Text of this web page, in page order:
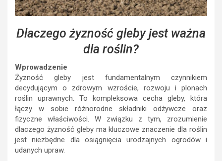
Dlaczego żyzność gleby jest ważna
dla roślin?
Wprowadzenie
Żyzność gleby jest fundamentalnym czynnikiem
decydującym o zdrowym wzroście, rozwoju i plonach
roślin uprawnych. To kompleksowa cecha gleby, która
łączy w sobie różnorodne składniki odżywcze oraz
fizyczne właściwości. W związku z tym, zrozumienie
dlaczego żyzność gleby ma kluczowe znaczenie dla roślin
jest niezbędne dla osiągnięcia urodzajnych ogrodów i
udanych upraw.